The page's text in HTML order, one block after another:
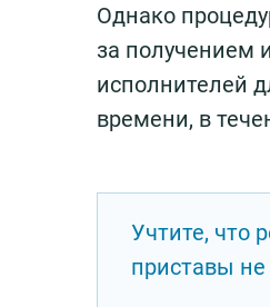
Однако
за получением
исполнителей
времени, в
Учтите, что
приставы